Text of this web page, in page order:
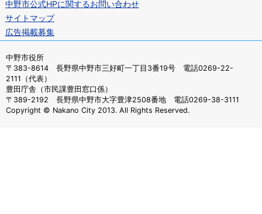
中野市公式HPに関するお問い合わせ
サイトマップ
広告掲載募集
中野市役所
〒383-8614 長野県中野市三好町一丁目3番19号 電話0269-22-
2111（代表）
豊田庁舎（市民課豊田窓口係）
〒389-2192 長野県中野市大字豊津2508番地 電話0269-38-3111
Copyright © Nakano City 2013. All Rights Reserved.